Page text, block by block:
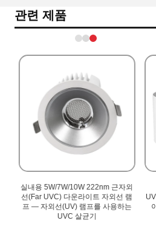
관련 제품
실내용 5W/7W/10W 222nm 근자외
선(Far UVC) 다운라이트 자외선 램
프 — 자외선(UV) 램프를 사용하는
UVC 살균기